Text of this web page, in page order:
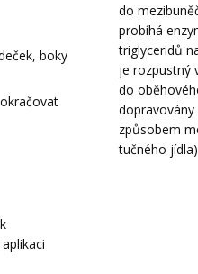
boky
do
probíhá
triglyceridů
je rozpustný
do
způsobem
tučného